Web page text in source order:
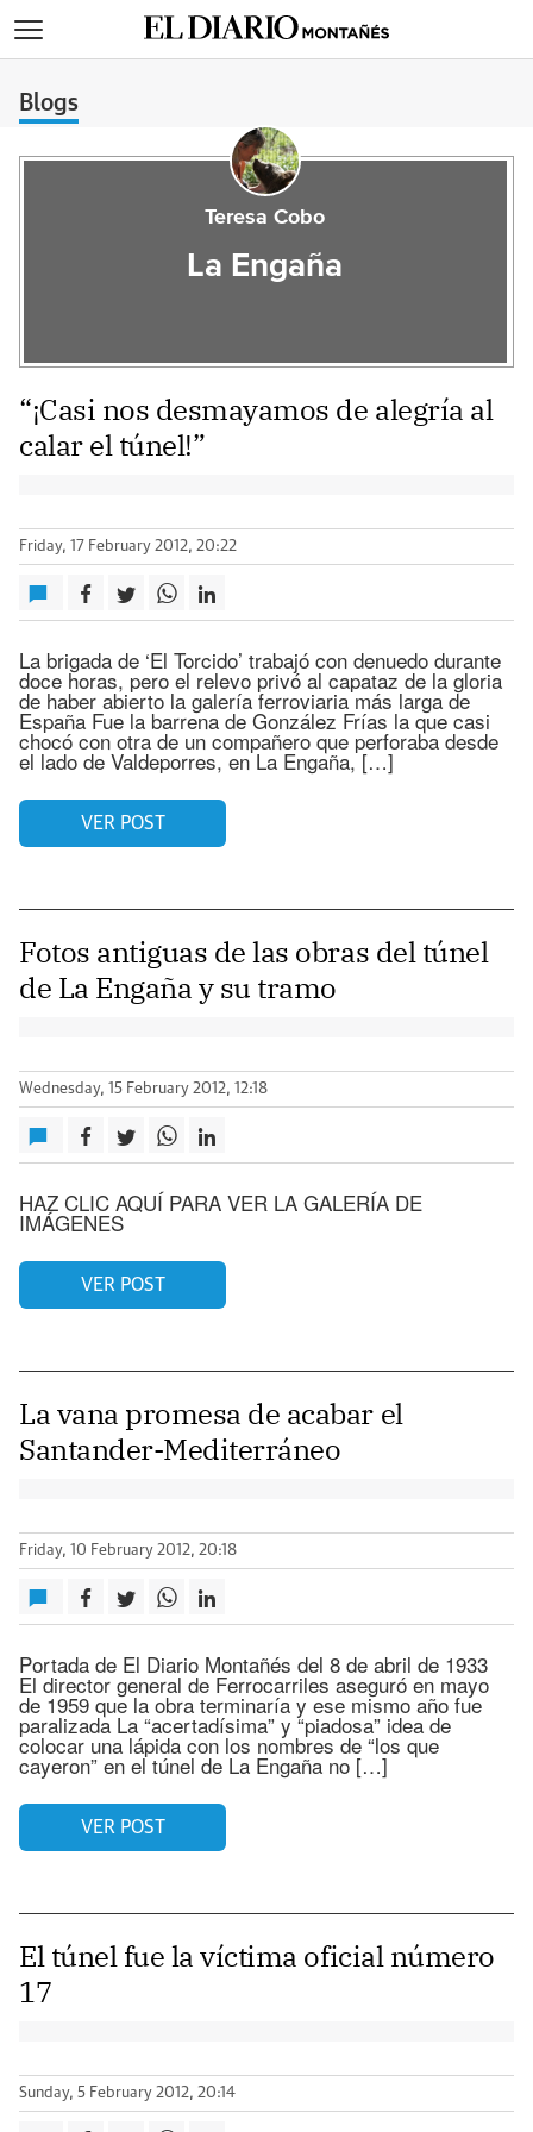
Blogs
Teresa Cobo
La Engaña
“¡Casi nos desmayamos de alegría al
calar el túnel!”
Friday, 17 February 2012, 20:22
La brigada de ‘El Torcido’ trabajó con denuedo durante
doce horas, pero el relevo privó al capataz de la gloria
de haber abierto la galería ferroviaria más larga de
España Fue la barrena de González Frías la que casi
chocó con otra de un compañero que perforaba desde
el lado de Valdeporres, en La Engaña, […]
VER POST
Fotos antiguas de las obras del túnel
de La Engaña y su tramo
Wednesday, 15 February 2012, 12:18
HAZ CLIC AQUÍ PARA VER LA GALERÍA DE
IMÁGENES
VER POST
La vana promesa de acabar el
Santander-Mediterráneo
Friday, 10 February 2012, 20:18
Portada de El Diario Montañés del 8 de abril de 1933
El director general de Ferrocarriles aseguró en mayo
de 1959 que la obra terminaría y ese mismo año fue
paralizada La “acertadísima” y “piadosa” idea de
colocar una lápida con los nombres de “los que
cayeron” en el túnel de La Engaña no […]
VER POST
El túnel fue la víctima oficial número
17
Sunday, 5 February 2012, 20:14